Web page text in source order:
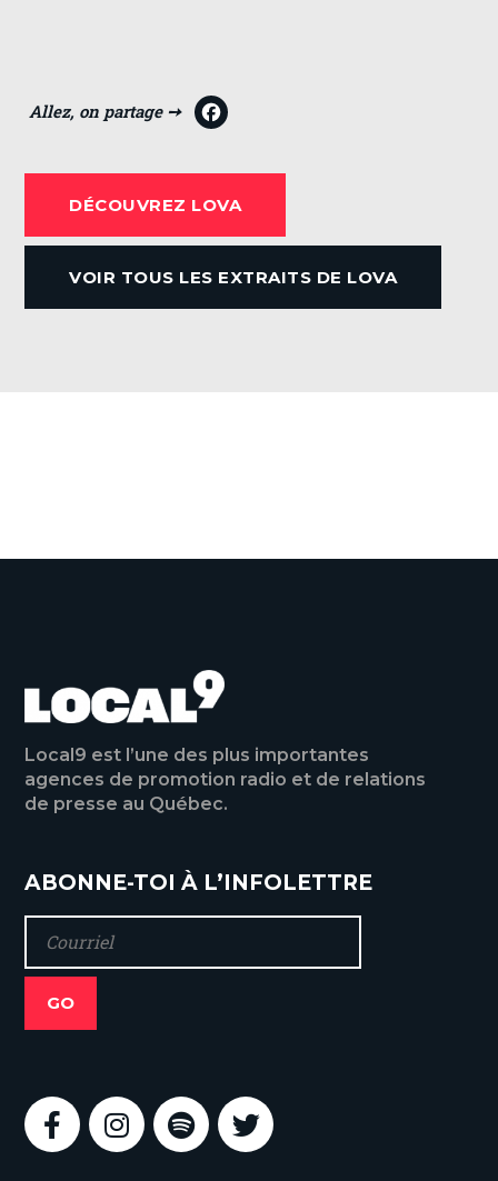
e
b
o
o
DÉCOUVREZ LOVA
VOIR TOUS LES EXTRAITS DE LOVA
Local9 est l’une des plus importantes
agences de promotion radio et de relations
de presse au Québec.
ABONNE-TOI À L’INFOLETTRE